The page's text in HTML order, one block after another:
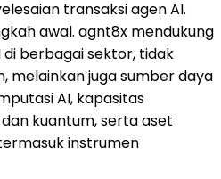
transaksi agen AI.
awal. agnt8x mendukung
berbagai sektor, tidak
melainkan juga sumber daya
AI, kapasitas
kuantum, serta aset
instrumen